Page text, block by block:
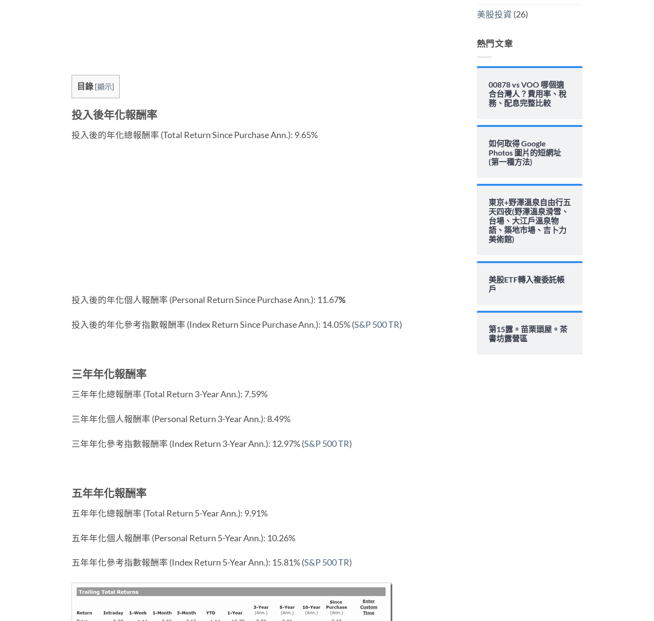
目錄 [顯示]
投入後年化報酬率
投入後的年化總報酬率 (Total Return Since Purchase Ann.): 9.65%
投入後的年化個人報酬率 (Personal Return Since Purchase Ann.): 11.67%
投入後的年化參考指數報酬率 (Index Return Since Purchase Ann.): 14.05% (S&P 500 TR)
三年年化報酬率
三年年化總報酬率 (Total Return 3-Year Ann.): 7.59%
三年年化個人報酬率 (Personal Return 3-Year Ann.): 8.49%
三年年化參考指數報酬率 (Index Return 3-Year Ann.): 12.97% (S&P 500 TR)
五年年化報酬率
五年年化總報酬率 (Total Return 5-Year Ann.): 9.91%
五年年化個人報酬率 (Personal Return 5-Year Ann.): 10.26%
五年年化參考指數報酬率 (Index Return 5-Year Ann.): 15.81% (S&P 500 TR)
力
完
中
美股投資 (26)
熱門文章
00878 vs VOO 哪個適
合台灣人？費用率、稅
務、配息完整比較
如何取得 Google
Photos 圖片的短網址
(第一種方法)
東京+野澤溫泉自由行五
天四夜(野澤溫泉滑雪、
台場、大江戶溫泉物
語、築地市場、吉卜力
美術館)
美股ETF轉入複委託帳
戶
第15露。苗栗頭屋。茶
書坊露營區